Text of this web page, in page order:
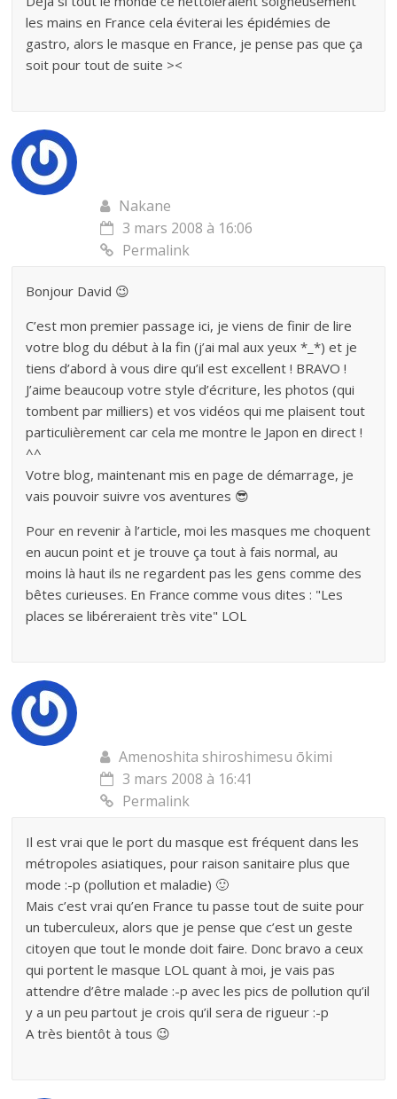
les mains en France cela éviterai les épidémies de
gastro, alors le masque en France, je pense pas que ça
soit pour tout de suite ><
Nakane
3 mars 2008 à 16:06
Permalink
Bonjour David 😉
C’est mon premier passage ici, je viens de finir de lire
votre blog du début à la fin (j’ai mal aux yeux *_*) et je
tiens d’abord à vous dire qu’il est excellent ! BRAVO !
J’aime beaucoup votre style d’écriture, les photos (qui
tombent par milliers) et vos vidéos qui me plaisent tout
particulièrement car cela me montre le Japon en direct !
^^
Votre blog, maintenant mis en page de démarrage, je
vais pouvoir suivre vos aventures 😎
Pour en revenir à l’article, moi les masques me choquent
en aucun point et je trouve ça tout à fais normal, au
moins là haut ils ne regardent pas les gens comme des
bêtes curieuses. En France comme vous dites : "Les
places se libéreraient très vite" LOL
Amenoshita shiroshimesu ōkimi
3 mars 2008 à 16:41
Permalink
Il est vrai que le port du masque est fréquent dans les
métropoles asiatiques, pour raison sanitaire plus que
mode :-p (pollution et maladie) 🙂
Mais c’est vrai qu’en France tu passe tout de suite pour
un tuberculeux, alors que je pense que c’est un geste
citoyen que tout le monde doit faire. Donc bravo a ceux
qui portent le masque LOL quant à moi, je vais pas
attendre d’être malade :-p avec les pics de pollution qu’il
y a un peu partout je crois qu’il sera de rigueur :-p
A très bientôt à tous 😉